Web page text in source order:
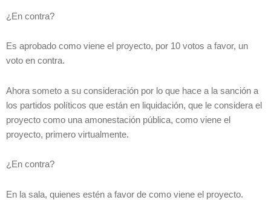
¿En contra?
Es aprobado como viene el proyecto, por 10 votos a favor, un
voto en contra.
Ahora someto a su consideración por lo que hace a la sanción a
los partidos políticos que están en liquidación, que le considera el
proyecto como una amonestación pública, como viene el
proyecto, primero virtualmente.
¿En contra?
En la sala, quienes estén a favor de como viene el proyecto.